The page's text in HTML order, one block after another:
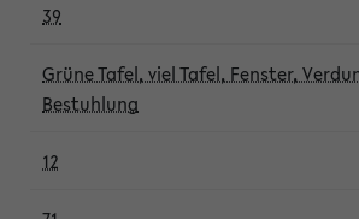
39
Grüne Tafel, viel Tafel, Fenster,
Bestuhlung
12